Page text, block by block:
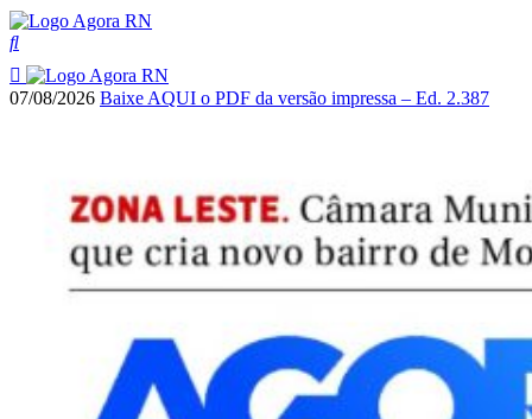
07/08/2026 Baixe AQUI o PDF da versão impressa – Ed. 2.387